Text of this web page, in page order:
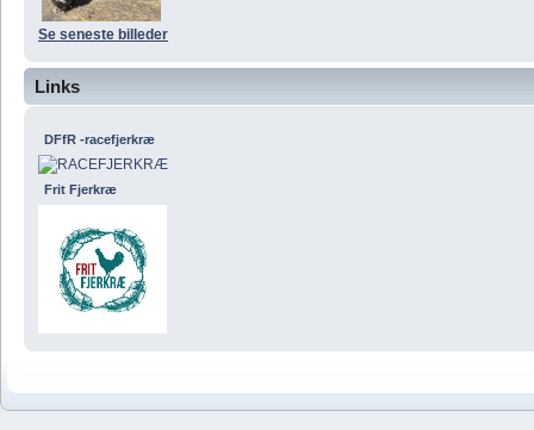
Se seneste billeder
Links
DFfR -racefjerkræ
Frit Fjerkræ